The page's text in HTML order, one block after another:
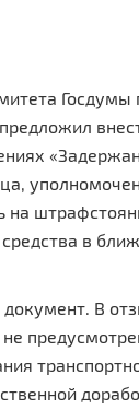
на
средства в
В